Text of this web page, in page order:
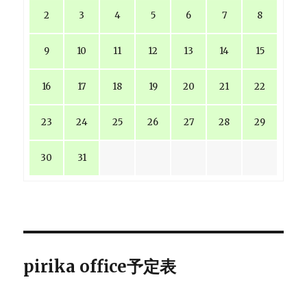
2 3 4 5 6 7 8
9 10 11 12 13 14 15
16 17 18 19 20 21 22
23 24 25 26 27 28 29
30 31
pirika office予定表